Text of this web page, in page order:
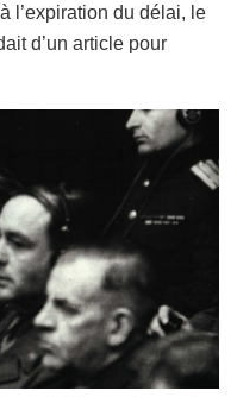
l’expiration du délai, le
d’un article pour